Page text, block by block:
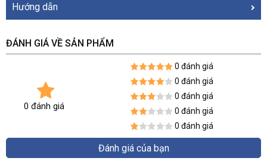
Hướng dẫn
ĐÁNH GIÁ VỀ SẢN PHẨM
0 đánh giá
0 đánh giá
0 đánh giá
0 đánh giá
0 đánh giá
0 đánh giá
Đánh giá của bạn